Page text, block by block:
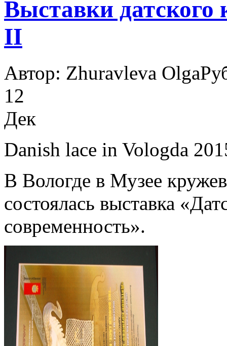
Выставки датского
II
Автор: Zhuravleva Olga
12
Дек
Danish lace in Vologda
В Вологде в Музее
состоялась выставка
современность».